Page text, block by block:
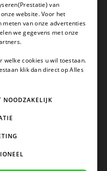
info(@)koffie-
67529623 Btw:
van
website. Voor het
meten van onze advertenties
we gegevens met onze
welke cookies u wil toestaan.
klik dan direct op Alles
NOODZAKELIJK